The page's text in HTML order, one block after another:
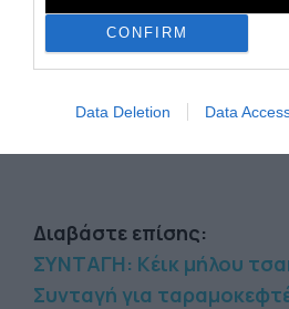
CONFIRM
Data Deletion Data
Διαβάστε επίσης:
ΣΥΝΤΑΓΗ: Κέικ μήλου
Συνταγή για